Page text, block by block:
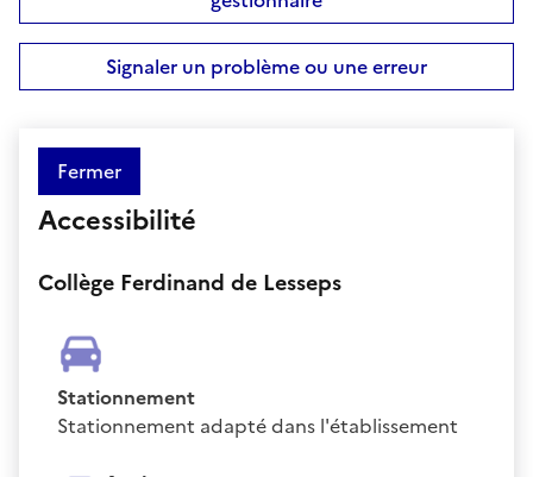
Signaler un problème ou une erreur
Fermer
Accessibilité
Collège Ferdinand de Lesseps
Stationnement
Stationnement adapté dans l'établissement